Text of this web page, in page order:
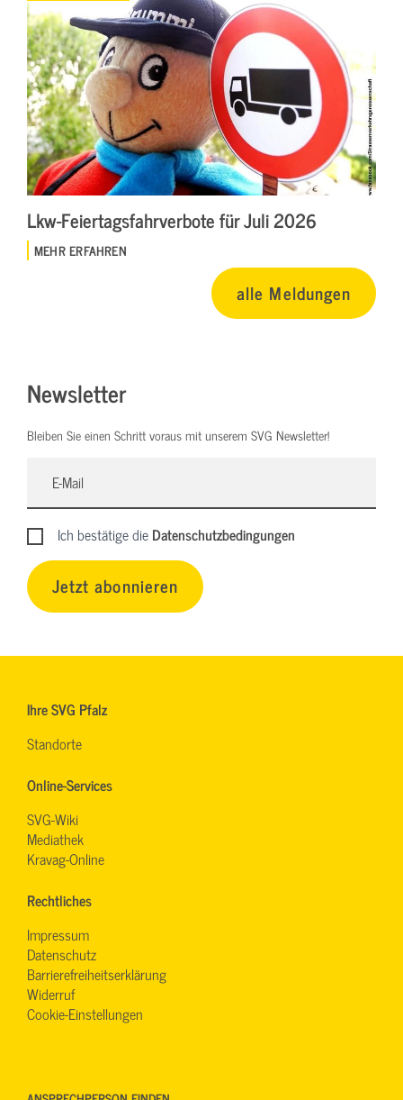
Lkw-Feiertagsfahrverbote für Juli 2026
MEHR ERFAHREN
alle Meldungen
Newsletter
Bleiben Sie einen Schritt voraus mit unserem SVG Newsletter!
Ich bestätige dieDatenschutzbedingungen
Jetzt abonnieren
Ihre SVG Pfalz
Standorte
Online-Services
SVG-Wiki
Mediathek
Kravag-Online
Rechtliches
Impressum
Datenschutz
Barrierefreiheitserklärung
Widerruf
Cookie-Einstellungen